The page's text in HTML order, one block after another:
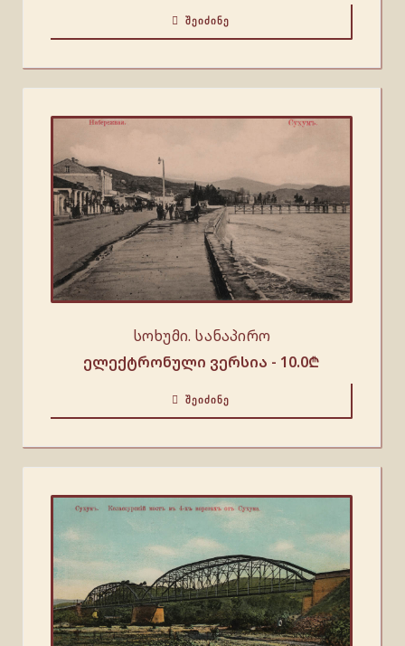
ᲨᲔᲘᲫᲘᲜᲔ
სოხუმი. სანაპირო
ელექტრონული ვერსია - 10.0₾
ᲨᲔᲘᲫᲘᲜᲔ